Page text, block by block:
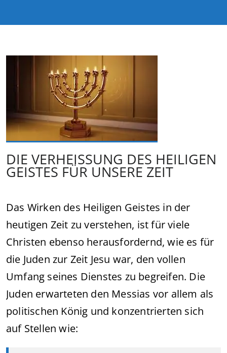
DIE VERHEISSUNG DES HEILIGEN
GEISTES FÜR UNSERE ZEIT
Das Wirken des Heiligen Geistes in der
heutigen Zeit zu verstehen, ist für viele
Christen ebenso herausfordernd, wie es für
die Juden zur Zeit Jesu war, den vollen
Umfang seines Dienstes zu begreifen. Die
Juden erwarteten den Messias vor allem als
politischen König und konzentrierten sich
auf Stellen wie: